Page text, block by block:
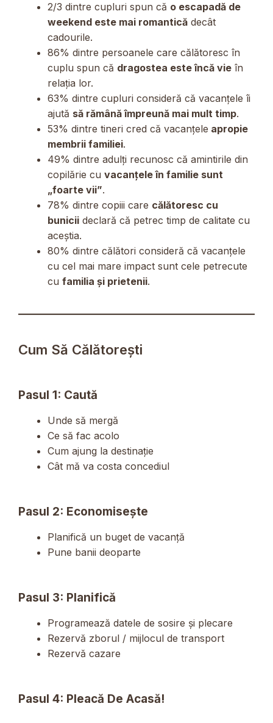
2/3 dintre cupluri spun că o escapadă de
weekend este mai romantică decât
cadourile.
86% dintre persoanele care călătoresc în
cuplu spun că dragostea este încă vie în
relația lor.
63% dintre cupluri consideră că vacanțele îi
ajută să rămână împreună mai mult timp.
53% dintre tineri cred că vacanțele apropie
membrii familiei.
49% dintre adulți recunosc că amintirile din
copilărie cu vacanțele în familie sunt
„foarte vii”.
78% dintre copiii care călătoresc cu
bunicii declară că petrec timp de calitate cu
aceștia.
80% dintre călători consideră că vacanțele
cu cel mai mare impact sunt cele petrecute
cu familia și prietenii.
Cum Să Călătorești
Pasul 1: Caută
Unde să mergă
Ce să fac acolo
Cum ajung la destinație
Cât mă va costa concediul
Pasul 2: Economisește
Planifică un buget de vacanță
Pune banii deoparte
Pasul 3: Planifică
Programează datele de sosire și plecare
Rezervă zborul / mijlocul de transport
Rezervă cazare
Pasul 4: Pleacă De Acasă!